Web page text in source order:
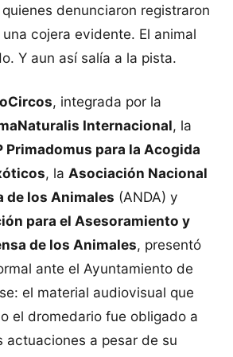
denunciaron registraron
cojera evidente. El animal
Y aun así salía a la pista.
, integrada por la
Internacional, la
Primadomus para la Acogida
, la Asociación Nacional
de los Animales (ANDA) y
para el Asesoramiento y
de los Animales, presentó
ante el Ayuntamiento de
el material audiovisual que
el dromedario fue obligado a
actuaciones a pesar de su